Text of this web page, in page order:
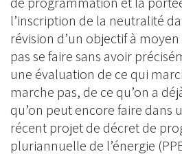
l’inscription de la neutralité
révision d’un objectif à
pas se faire sans avoir
une évaluation de ce qui
marche pas, de ce qu’on a
qu’on peut encore faire dans
récent projet de décret de
pluriannuelle de l’énergie